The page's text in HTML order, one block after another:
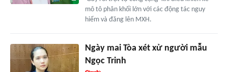
mô tô phân khối lớn với các động tác nguy
hiểm và đăng lên MXH.
Ngày mai Tòa xét xử người mẫu
Ngọc Trinh